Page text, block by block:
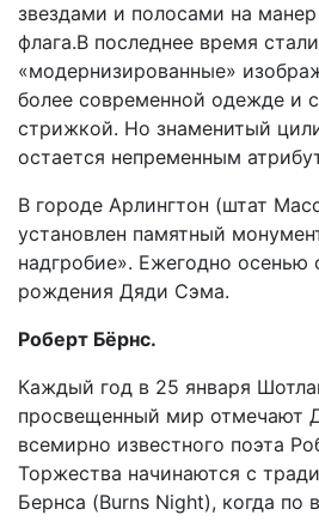
звездами и полосами на
флага.В последнее время
«модернизированные»
более современной одежде и
стрижкой. Но знаменитый
остается непременным
В городе Арлингтон (штат
установлен памятный
надгробие». Ежегодно осенью
рождения Дяди Сэма.
Роберт Бёрнс.
Каждый год в 25 января
просвещенный мир отмечают
всемирно известного поэта
Торжества начинаются с
Бернса (Burns Night), когда по